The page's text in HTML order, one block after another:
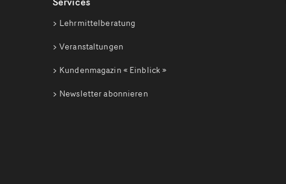
Lehrmittelberatung
Veranstaltungen
Kundenmagazin « Einblick »
Newsletter abonnieren